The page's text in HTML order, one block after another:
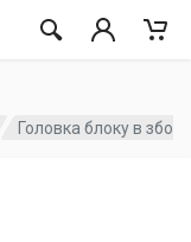
Головка блоку в